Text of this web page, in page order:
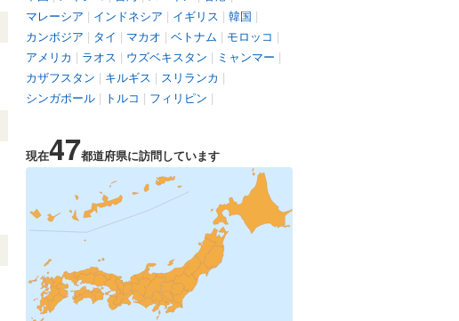
マレーシア | インドネシア | イギリス | 韓国 |
カンボジア | タイ | マカオ | ベトナム | モロッコ |
アメリカ | ラオス | ウズベキスタン | ミャンマー |
カザフスタン | キルギス | スリランカ |
シンガポール | トルコ | フィリピン |
現在47都道府県に訪問しています